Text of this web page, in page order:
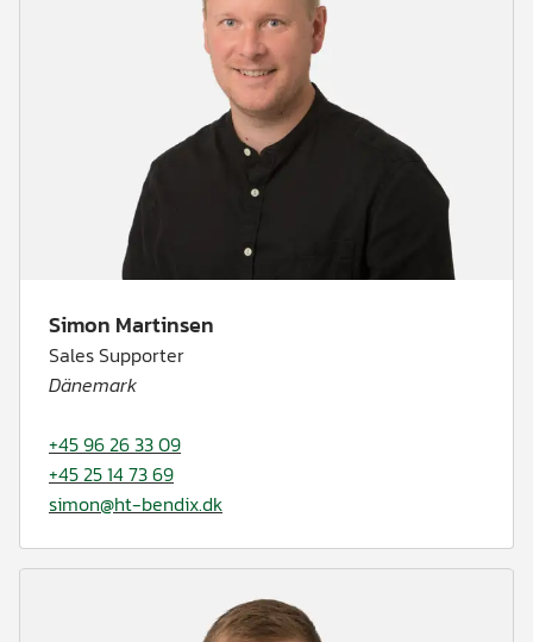
Simon Martinsen
Sales Supporter
Dänemark
+45 96 26 33 09
+45 25 14 73 69
simon@ht-bendix.dk